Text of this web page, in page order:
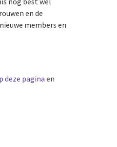
en de
members en
deze pagina en